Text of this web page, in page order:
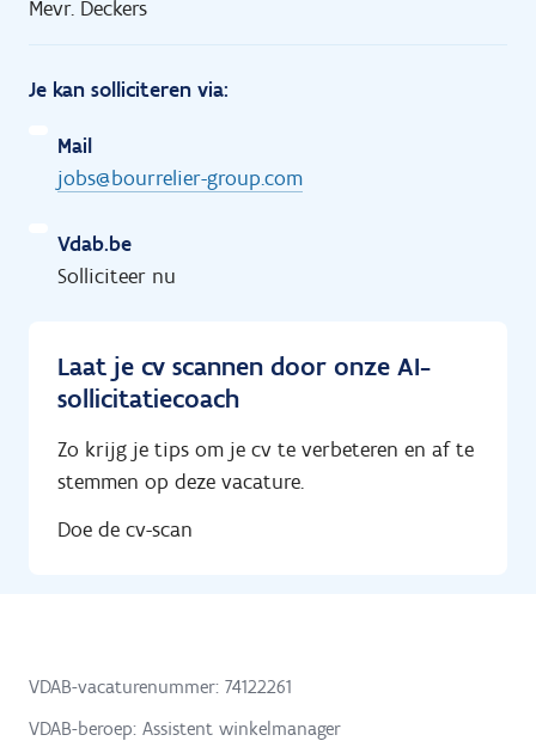
Mevr. Deckers
Je kan solliciteren via:
Mail
jobs@bourrelier-group.com
Vdab.be
Solliciteer nu
Laat je cv scannen door onze AI-
sollicitatiecoach
Zo krijg je tips om je cv te verbeteren en af te
stemmen op deze vacature.
Doe de cv-scan
VDAB-vacaturenummer: 74122261
VDAB-beroep: Assistent winkelmanager